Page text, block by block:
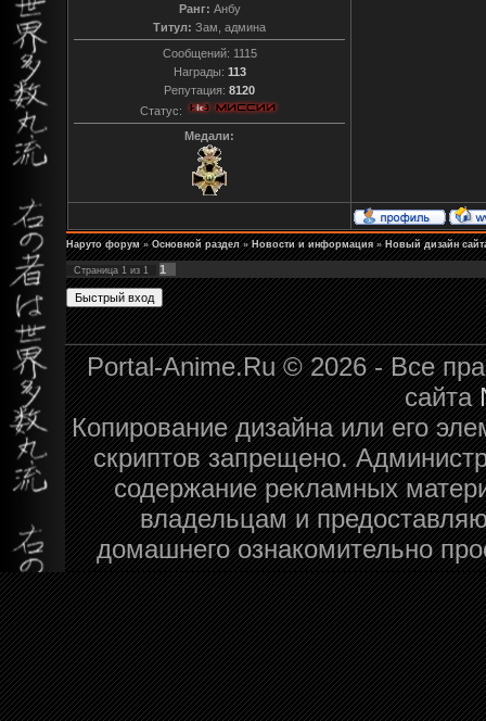
Ранг: Анбу
Титул: Зам, админа
Сообщений: 1115
Награды: 113
Репутация: 8120
Статус:
Медали:
Наруто форум » Основной раздел » Новости и информация » Новый дизайн
Страница 1 из 1 1
Portal-Anime.Ru © 2026 - Все
сайта
Копирование дизайна или его
скриптов запрещено.
содержание рекламных
владельцам и
домашнего ознакомительно